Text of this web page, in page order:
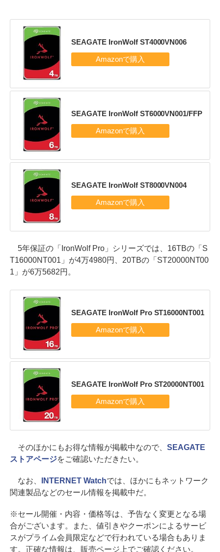
SEAGATE IronWolf ST4000VN006
SEAGATE IronWolf ST6000VN001/FFP
SEAGATE IronWolf ST8000VN004
5年保証の「IronWolf Pro」シリーズでは、16TBの「S
T16000NT001」が4万4980円、20TBの「ST20000NT00
1」が6万5682円。
SEAGATE IronWolf Pro ST16000NT001
SEAGATE IronWolf Pro ST20000NT001
そのほかにもお得な情報が掲載中なので、 SEAGATE
ストアページをご確認いただきたい。
なお、 INTERNET Watchでは、ほかにもネットワーク
関連製品などのセール情報を掲載中だ。
※セール開催・内容・価格等は、予告なく変更となる場
合がございます。また、値引きやクーポンによるサービ
スがプライム会員限定などで行われている場合もありま
す。正確な情報は、販売ページ上でご確認ください。